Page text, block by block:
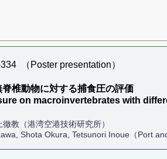
（Poster presentation）
椎動物に対する捕食圧の評価
on macroinvertebrates with
教（港湾空港技術研究所）
Shota Okura, Tetsunori Inoue（Port